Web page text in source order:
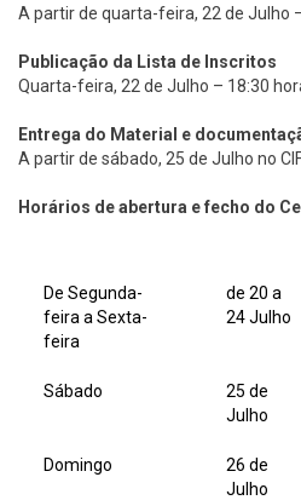
A partir de quarta-feira, 22 de
Publicação da Lista de Inscritos
Quarta-feira, 22 de Julho – 18:30
Entrega do Material e
A partir de sábado, 25 de Julho no
Horários de abertura e fecho do
De Segunda-
feira a Sexta-
feira
de 20 a
24 Julho
Sábado
25 de
Julho
Domingo
26 de
Julho